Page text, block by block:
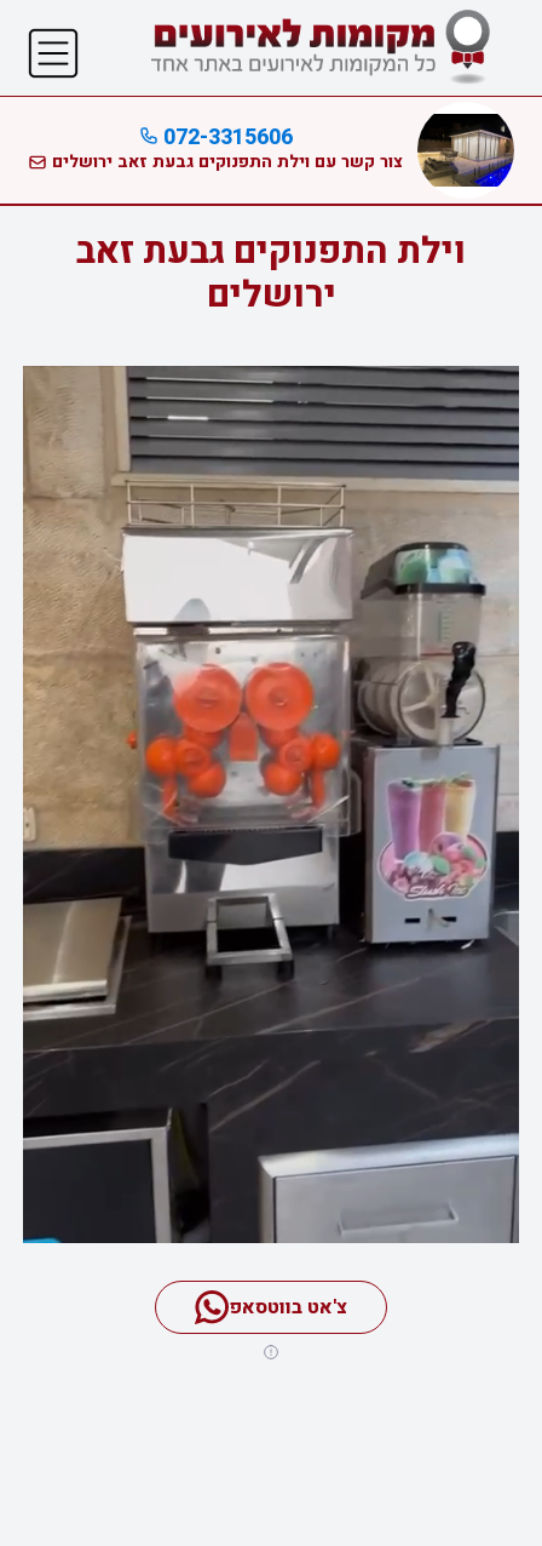
072-3315606
צור קשר עם וילת התפנוקים גבעת זאב ירושלים
וילת התפנוקים גבעת זאב
ירושלים
צ'אט בווטסאפ